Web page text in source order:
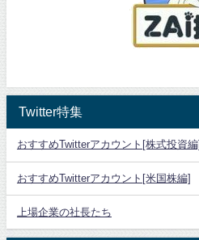
Twitter特集
おすすめTwitterアカウント[株式投資編]
おすすめTwitterアカウント[米国株編]
上場企業の社長たち